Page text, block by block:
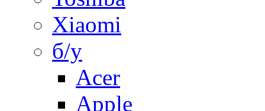
Xiaomi
б/у
Acer
Apple